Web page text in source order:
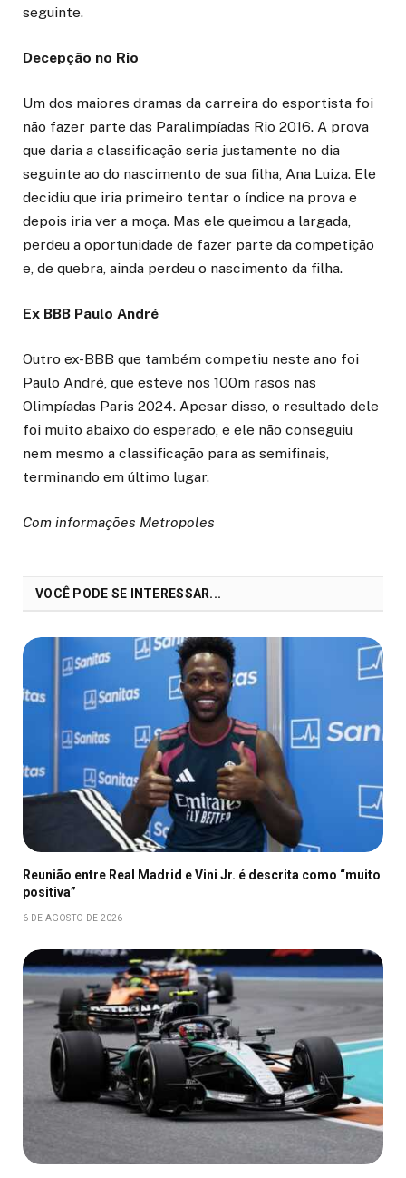
seguinte.
Decepção no Rio
Um dos maiores dramas da carreira do esportista foi
não fazer parte das Paralimpíadas Rio 2016. A prova
que daria a classificação seria justamente no dia
seguinte ao do nascimento de sua filha, Ana Luiza. Ele
decidiu que iria primeiro tentar o índice na prova e
depois iria ver a moça. Mas ele queimou a largada,
perdeu a oportunidade de fazer parte da competição
e, de quebra, ainda perdeu o nascimento da filha.
Ex BBB Paulo André
Outro ex-BBB que também competiu neste ano foi
Paulo André, que esteve nos 100m rasos nas
Olimpíadas Paris 2024. Apesar disso, o resultado dele
foi muito abaixo do esperado, e ele não conseguiu
nem mesmo a classificação para as semifinais,
terminando em último lugar.
Com informações Metropoles
VOCÊ PODE SE INTERESSAR...
Reunião entre Real Madrid e Vini Jr. é descrita como “muito
positiva”
6 DE AGOSTO DE 2026